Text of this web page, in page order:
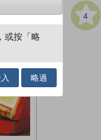
4
或按「略
略過